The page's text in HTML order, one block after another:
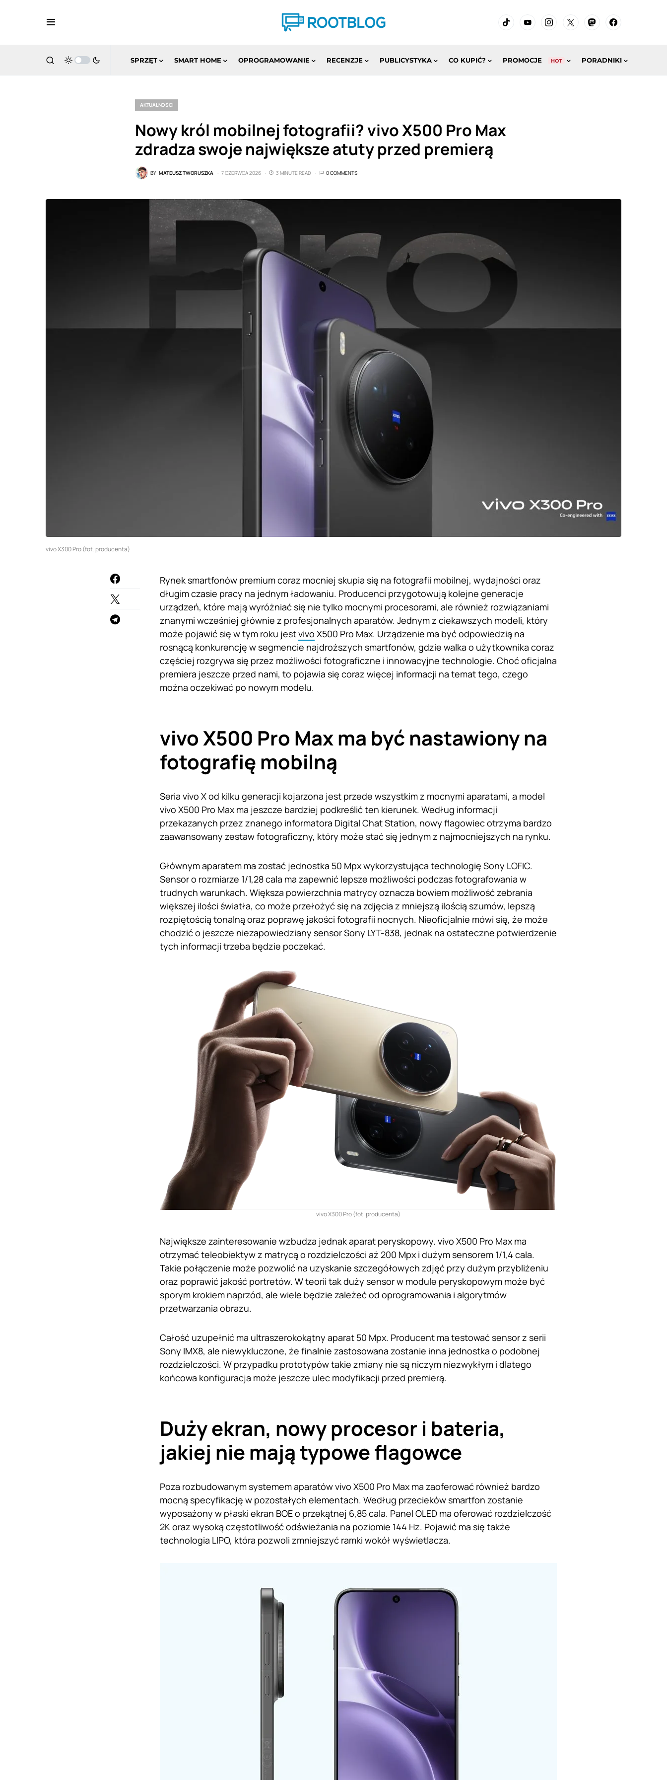
SPRZĘT SMART HOME OPROGRAMOWANIE RECENZJE PUBLICYSTYKA CO KUPIĆ? PROMOCJE HOT PORADNIKI
AKTUALNOŚCI
Nowy król mobilnej fotografii? vivo X500 Pro Max
zdradza swoje największe atuty przed premierą
BY MATEUSZ TWORUSZKA 7 CZERWCA 2026 3 MINUTE READ 0 COMMENTS
vivo X300 Pro (fot. producenta)
Rynek smartfonów premium coraz mocniej skupia się na fotografii mobilnej, wydajności oraz
długim czasie pracy na jednym ładowaniu. Producenci przygotowują kolejne generacje
urządzeń, które mają wyróżniać się nie tylko mocnymi procesorami, ale również rozwiązaniami
znanymi wcześniej głównie z profesjonalnych aparatów. Jednym z ciekawszych modeli, który
może pojawić się w tym roku jestvivo X500 Pro Max. Urządzenie ma być odpowiedzią na
rosnącą konkurencję w segmencie najdroższych smartfonów, gdzie walka o użytkownika coraz
częściej rozgrywa się przez możliwości fotograficzne i innowacyjne technologie. Choć oficjalna
premiera jeszcze przed nami, to pojawia się coraz więcej informacji na temat tego, czego
można oczekiwać po nowym modelu.
vivo X500 Pro Max ma być nastawiony na
fotografię mobilną
Seria vivo X od kilku generacji kojarzona jest przede wszystkim z mocnymi aparatami, a model
vivo X500 Pro Max ma jeszcze bardziej podkreślić ten kierunek. Według informacji
przekazanych przez znanego informatora Digital Chat Station, nowy flagowiec otrzyma bardzo
zaawansowany zestaw fotograficzny, który może stać się jednym z najmocniejszych na rynku.
Głównym aparatem ma zostać jednostka 50 Mpx wykorzystująca technologię Sony LOFIC.
Sensor o rozmiarze 1/1,28 cala ma zapewnić lepsze możliwości podczas fotografowania w
trudnych warunkach. Większa powierzchnia matrycy oznacza bowiem możliwość zebrania
większej ilości światła, co może przełożyć się na zdjęcia z mniejszą ilością szumów, lepszą
rozpiętością tonalną oraz poprawę jakości fotografii nocnych. Nieoficjalnie mówi się, że może
chodzić o jeszcze niezapowiedziany sensor Sony LYT-838, jednak na ostateczne potwierdzenie
tych informacji trzeba będzie poczekać.
vivo X300 Pro (fot. producenta)
Największe zainteresowanie wzbudza jednak aparat peryskopowy. vivo X500 Pro Max ma
otrzymać teleobiektyw z matrycą o rozdzielczości aż 200 Mpx i dużym sensorem 1/1,4 cala.
Takie połączenie może pozwolić na uzyskanie szczegółowych zdjęć przy dużym przybliżeniu
oraz poprawić jakość portretów. W teorii tak duży sensor w module peryskopowym może być
sporym krokiem naprzód, ale wiele będzie zależeć od oprogramowania i algorytmów
przetwarzania obrazu.
Całość uzupełnić ma ultraszerokokątny aparat 50 Mpx. Producent ma testować sensor z serii
Sony IMX8, ale niewykluczone, że finalnie zastosowana zostanie inna jednostka o podobnej
rozdzielczości. W przypadku prototypów takie zmiany nie są niczym niezwykłym i dlatego
końcowa konfiguracja może jeszcze ulec modyfikacji przed premierą.
Duży ekran, nowy procesor i bateria,
jakiej nie mają typowe flagowce
Poza rozbudowanym systemem aparatów vivo X500 Pro Max ma zaoferować również bardzo
mocną specyfikację w pozostałych elementach. Według przecieków smartfon zostanie
wyposażony w płaski ekran BOE o przekątnej 6,85 cala. Panel OLED ma oferować rozdzielczość
2K oraz wysoką częstotliwość odświeżania na poziomie 144 Hz. Pojawić ma się także
technologia LIPO, która pozwoli zmniejszyć ramki wokół wyświetlacza.